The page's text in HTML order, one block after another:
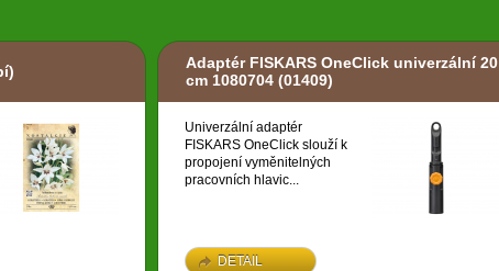
Adaptér FISKARS OneClick univerzální 20
cm 1080704 (01409)
Univerzální adaptér
FISKARS OneClick slouží k
propojení vyměnitelných
pracovních hlavic...
DETAIL